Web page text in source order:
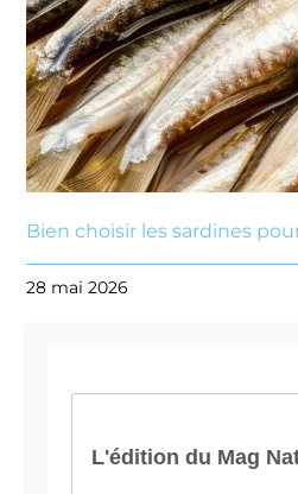
Bien choisir les sardines
28 mai 2026